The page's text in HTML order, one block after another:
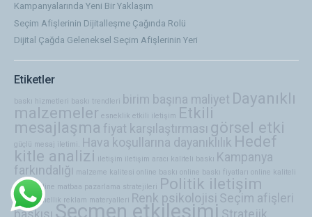
Kampanyalarında Yeni Bir Yaklaşım
Seçim Afişlerinin Dijitalleşme Çağında Rolü
Dijital Çağda Geleneksel Seçim Afişlerinin Yeri
Etiketler
baskı hizmetleri baskı trendleri birim başına maliyet Dayanıklı
malzemeler esneklik etkili iletişim Etkili
mesajlaşma fiyat karşılaştırması görsel etki
güçlü mesaj iletimi. Hava koşullarına dayanıklılık Hedef
kitle analizi iletişim iletişim aracı kaliteli baskı Kampanya
farkındalığı malzeme kalitesi online baskı online baskı fiyatları online kaliteli
baskı
online matbaa pazarlama stratejileri Politik iletişim
profesyonellik reklam materyalleri Renk psikolojisi Seçim afişleri
Seçmen etkileşimi